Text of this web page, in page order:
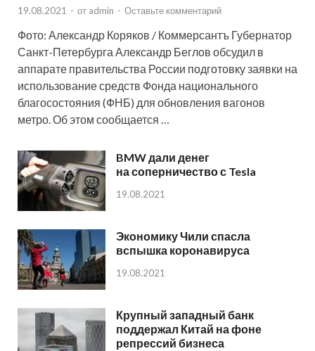
19.08.2021 - от admin - Оставьте комментарий
Фото: Александр Коряков / Коммерсантъ Губернатор
Санкт-Петербурга Александр Беглов обсудил в
аппарате правительства России подготовку заявки на
использование средств Фонда национального
благосостояния (ФНБ) для обновления вагонов
метро. Об этом сообщается …
BMW дали денег
на соперничество с Tesla
19.08.2021
Экономику Чили спасла
вспышка коронавируса
19.08.2021
Крупный западный банк
поддержал Китай на фоне
репрессий бизнеса